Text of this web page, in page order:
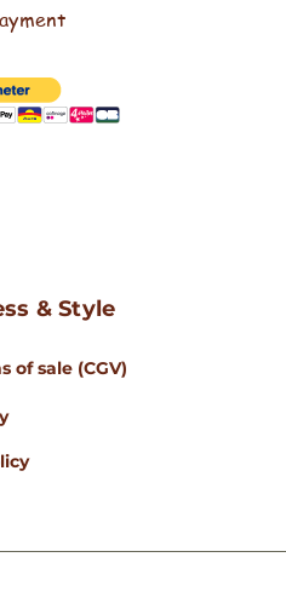
& Style
of sale (CGV)